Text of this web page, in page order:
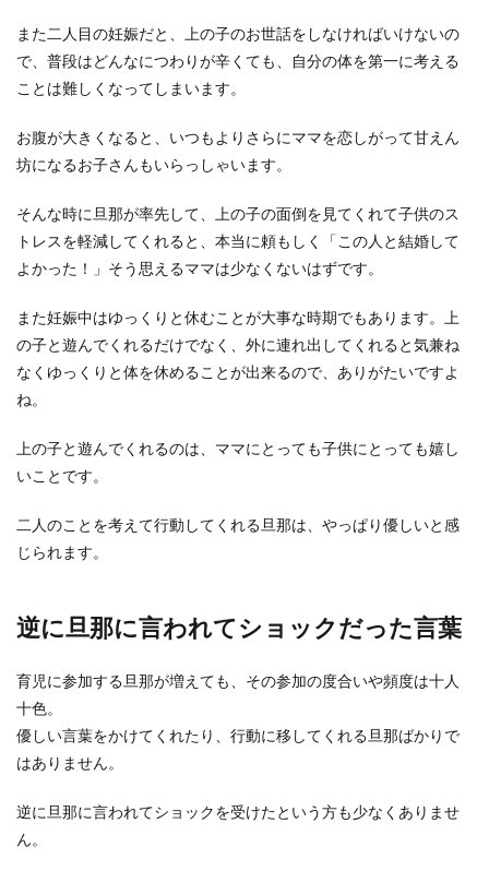
那が嫌だと思う時の対処法
とができず、別れたいと考えてしまう奥さまもい
旦那の転職に反対！転職活動成功の秘
訣は夫婦で協力する事が大事
家族のことを考え、旦那の転職に反対する人もい
るのではない...
また二人目の妊娠だと、上の子のお世話をしなければいけないの
で、普段はどんなにつわりが辛くても、自分の体を第一に考える
ことは難しくなってしまいます。
お腹が大きくなると、いつもよりさらにママを恋しがって甘えん
坊になるお子さんもいらっしゃいます。
そんな時に旦那が率先して、上の子の面倒を見てくれて子供のス
トレスを軽減してくれると、本当に頼もしく「この人と結婚して
よかった！」そう思えるママは少なくないはずです。
また妊娠中はゆっくりと休むことが大事な時期でもあります。上
の子と遊んでくれるだけでなく、外に連れ出してくれると気兼ね
なくゆっくりと体を休めることが出来るので、ありがたいですよ
ね。
上の子と遊んでくれるのは、ママにとっても子供にとっても嬉し
いことです。
二人のことを考えて行動してくれる旦那は、やっぱり優しいと感
じられます。
逆に旦那に言われてショックだった言葉
育児に参加する旦那が増えても、その参加の度合いや頻度は十人
十色。
優しい言葉をかけてくれたり、行動に移してくれる旦那ばかりで
はありません。
逆に旦那に言われてショックを受けたという方も少なくありませ
ん。